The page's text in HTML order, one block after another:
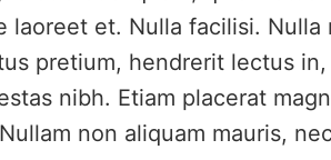
laoreet et. Nulla facilisi.
pretium, hendrerit lectus in,
nibh. Etiam placerat
non aliquam mauris,